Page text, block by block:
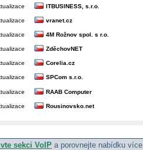
ITBUSINESS, s.r.o.
vranet.cz
4M Rožnov spol. s r.o.
ZděchovNET
Corelia.cz
SPCom s.r.o.
RAAB Computer
Rousinovsko.net
sekci VoIP a porovnejte nabídku více